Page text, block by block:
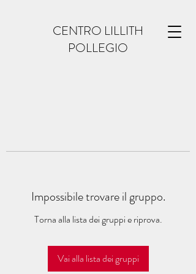
CENTRO LILLITH
POLLEGIO
Impossibile trovare il gruppo.
Torna alla lista dei gruppi e riprova.
Vai alla lista dei gruppi